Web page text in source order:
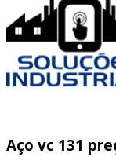
Aço vc 131